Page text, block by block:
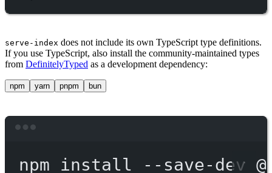
serve-index does not include its own TypeScript type definitions.
If you use TypeScript, also install the community-maintained types
from DefinitelyTyped as a development dependency:
npm yarn pnpm bun
npm install --save-dev